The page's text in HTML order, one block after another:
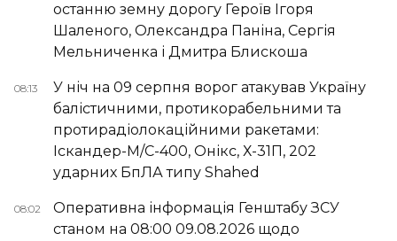
останню земну дорогу Героїв Ігоря
Шаленого, Олександра Паніна, Сергія
Мельниченка і Дмитра Блискоша
08:13
У ніч на 09 серпня ворог атакував Україну
балістичними, протикорабельними та
протирадіолокаційними ракетами:
Іскандер-М/С-400, Онікс, Х-31П, 202
ударних БпЛА типу Shahed
08:02
Оперативна інформація Генштабу ЗСУ
станом на 08:00 09.08.2026 щодо